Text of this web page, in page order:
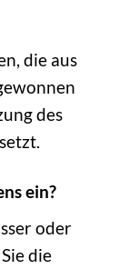
die aus
des
ein?
oder
die